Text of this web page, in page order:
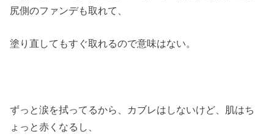
尻側のファンデも取れて、
塗り直してもすぐ取れるので意味はない。
ずっと涙を拭ってるから、カブレはしないけど、肌はち
ょっと赤くなるし、